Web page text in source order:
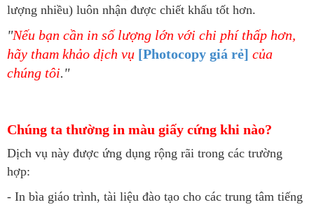
lượng nhiều) luôn nhận được chiết khấu tốt hơn.
"Nếu bạn cần in số lượng lớn với chi phí thấp hơn,
hãy tham khảo dịch vụ [Photocopy giá rẻ] của
chúng tôi."
Chúng ta thường in màu giấy cứng khi nào?
Dịch vụ này được ứng dụng rộng rãi trong các trường
hợp:
- In bìa giáo trình, tài liệu đào tạo cho các trung tâm tiếng